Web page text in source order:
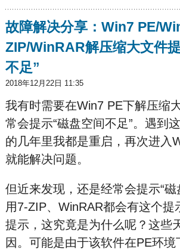
故障解决分享：Win7 PE/
ZIP/WinRAR解压缩大文件
不足”
2018年12月22日 11:35
我有时需要在Win7 PE下解压缩
常会提示“磁盘空间不足”。遇到
的几年里我都是重启，再次进入
就能解决问题。
但近来发现，还是经常会提示“磁
用7-ZIP、WinRAR都会有这个提
提示，这究竟是为什么呢？这些
因。可能是由于该软件在PE环